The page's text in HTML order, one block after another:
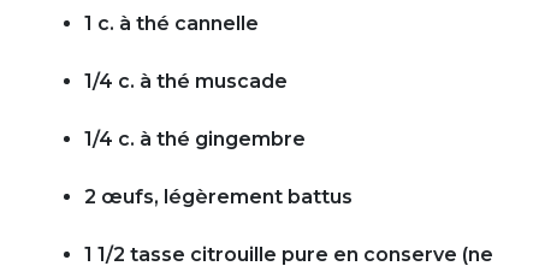
1 c. à thé cannelle
1/4 c. à thé muscade
1/4 c. à thé gingembre
2 œufs, légèrement battus
1 1/2 tasse citrouille pure en conserve (ne